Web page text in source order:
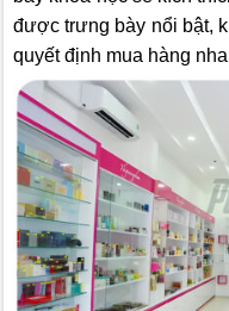
được trưng bày nổi bật,
quyết định mua hàng